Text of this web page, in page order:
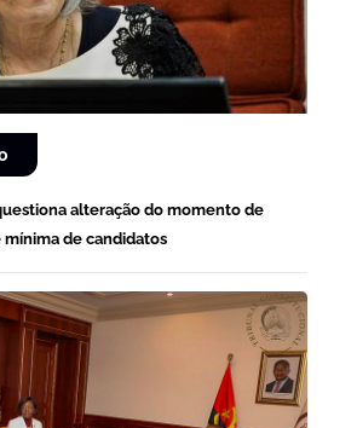
alteração do momento de
mínima de candidatos